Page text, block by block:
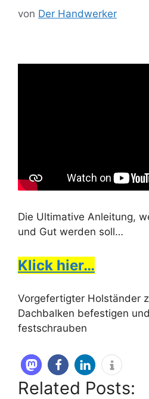
von Der Handwerker
Die Ultimative Anleitung,
und Gut werden soll…
Klick hier…
Vorgefertigter Holständer
Dachbalken befestigen
festschrauben
Related Posts: